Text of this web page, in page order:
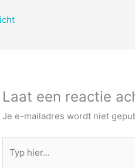
Laat een reactie
Je e-mailadres wordt niet
hier...